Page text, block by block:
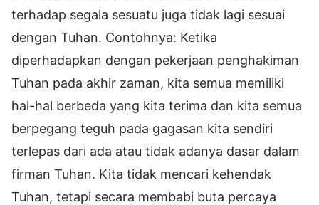
terhadap segala sesuatu juga tidak lagi sesuai
dengan Tuhan. Contohnya: Ketika
diperhadapkan dengan pekerjaan penghakiman
Tuhan pada akhir zaman, kita semua memiliki
hal-hal berbeda yang kita terima dan kita semua
berpegang teguh pada gagasan kita sendiri
terlepas dari ada atau tidak adanya dasar dalam
firman Tuhan. Kita tidak mencari kehendak
Tuhan, tetapi secara membabi buta percaya